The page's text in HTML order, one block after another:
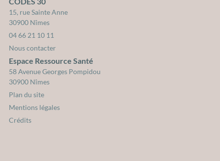
15, rue Sainte Anne
30900 Nîmes
04 66 21 10 11
Nous contacter
Espace Ressource Santé
58 Avenue Georges Pompidou
30900 Nîmes
Plan du site
Mentions légales
Crédits